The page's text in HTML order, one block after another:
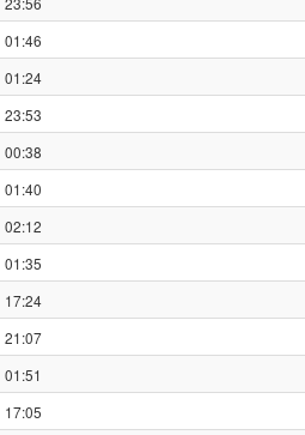
01:46
01:24
23:53
00:38
01:40
02:12
01:35
17:24
21:07
01:51
17:05